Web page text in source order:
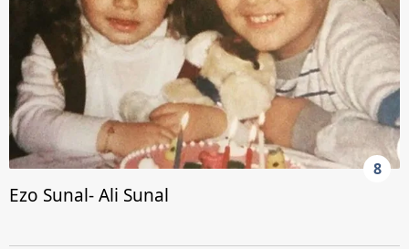
8
Ezo Sunal- Ali Sunal